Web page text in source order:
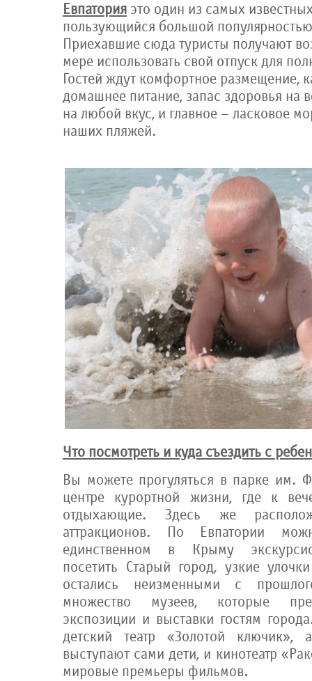
Евпатория это один из самых
пользующийся большой
Приехавшие сюда туристы получают
мере использовать свой отпуск для
Гостей ждут комфортное размещение,
домашнее питание, запас здоровья на
на любой вкус, и главное – ласковое
наших пляжей.
Что посмотреть и куда съездить с
Вы можете прогуляться в парке им.
центре курортной жизни, где к
отдыхающие. Здесь же
аттракционов. По Евпатории
единственном в Крыму
посетить Старый город, узкие
остались неизменными с
множество музеев, которые
экспозиции и выставки гостям
детский театр «Золотой ключик»,
выступают сами дети, и кинотеатр
мировые премьеры фильмов.